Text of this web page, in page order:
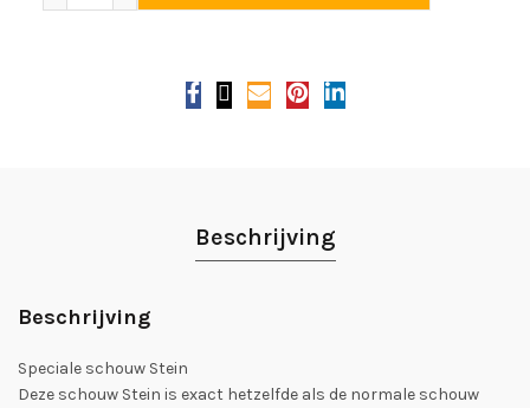
Beschrijving
Beschrijving
Speciale schouw Stein
Deze schouw Stein is exact hetzelfde als de normale schouw